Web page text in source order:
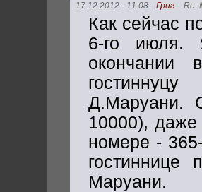
17.12.2012 - 11:08 Григ Re:
Как сейчас
6-го июля.
окончании
10000), даже
номере -
гостиннице
Маруани.